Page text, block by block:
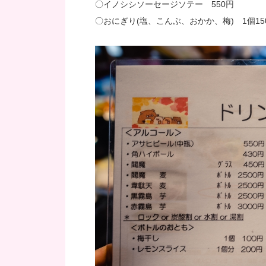
〇イノシシソーセージソテー 550円
〇おにぎり(塩、こんぶ、おかか、梅) 1個